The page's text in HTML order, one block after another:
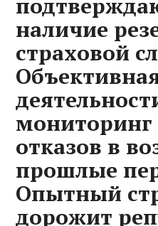
наличие
страховой
мониторинг
отказов в
прошлые
Опытный
дорожит